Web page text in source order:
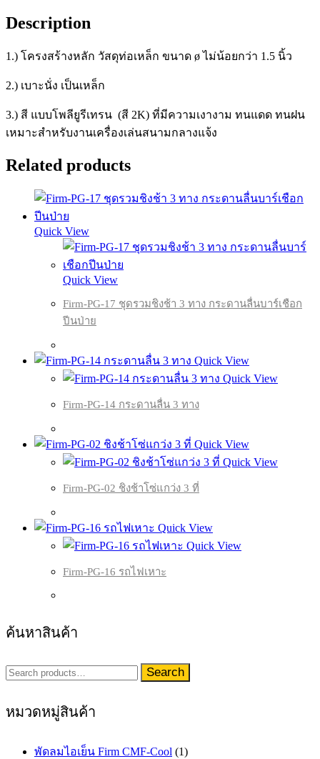
Description
1.) โครงสร้างหลัก วัสดุท่อเหล็ก ขนาด ø ไม่น้อยกว่า 1.5 นิ้ว
2.) เบาะนั่ง เป็นเหล็ก
3.) สี แบบโพลียูรีเทรน (สี 2K) ที่มีความเงางาม ทนแดด ทนฝน
เหมาะสำหรับงานเครื่องเล่นสนามกลางแจ้ง
Related products
Quick View
Quick View
Firm-PG-17 ชุดรวมชิงช้า 3 ทาง กระดานลื่นบาร์เชือก
ปีนป่าย
Quick View
Quick View
Firm-PG-14 กระดานลื่น 3 ทาง
Quick View
Quick View
Firm-PG-02 ชิงช้าโซ่แกว่ง 3 ที่
Quick View
Quick View
Firm-PG-16 รถไฟเหาะ
ค้นหาสินค้า
Search
for:
Search
หมวดหมู่สินค้า
พัดลมไอเย็น Firm CMF-Cool (1)